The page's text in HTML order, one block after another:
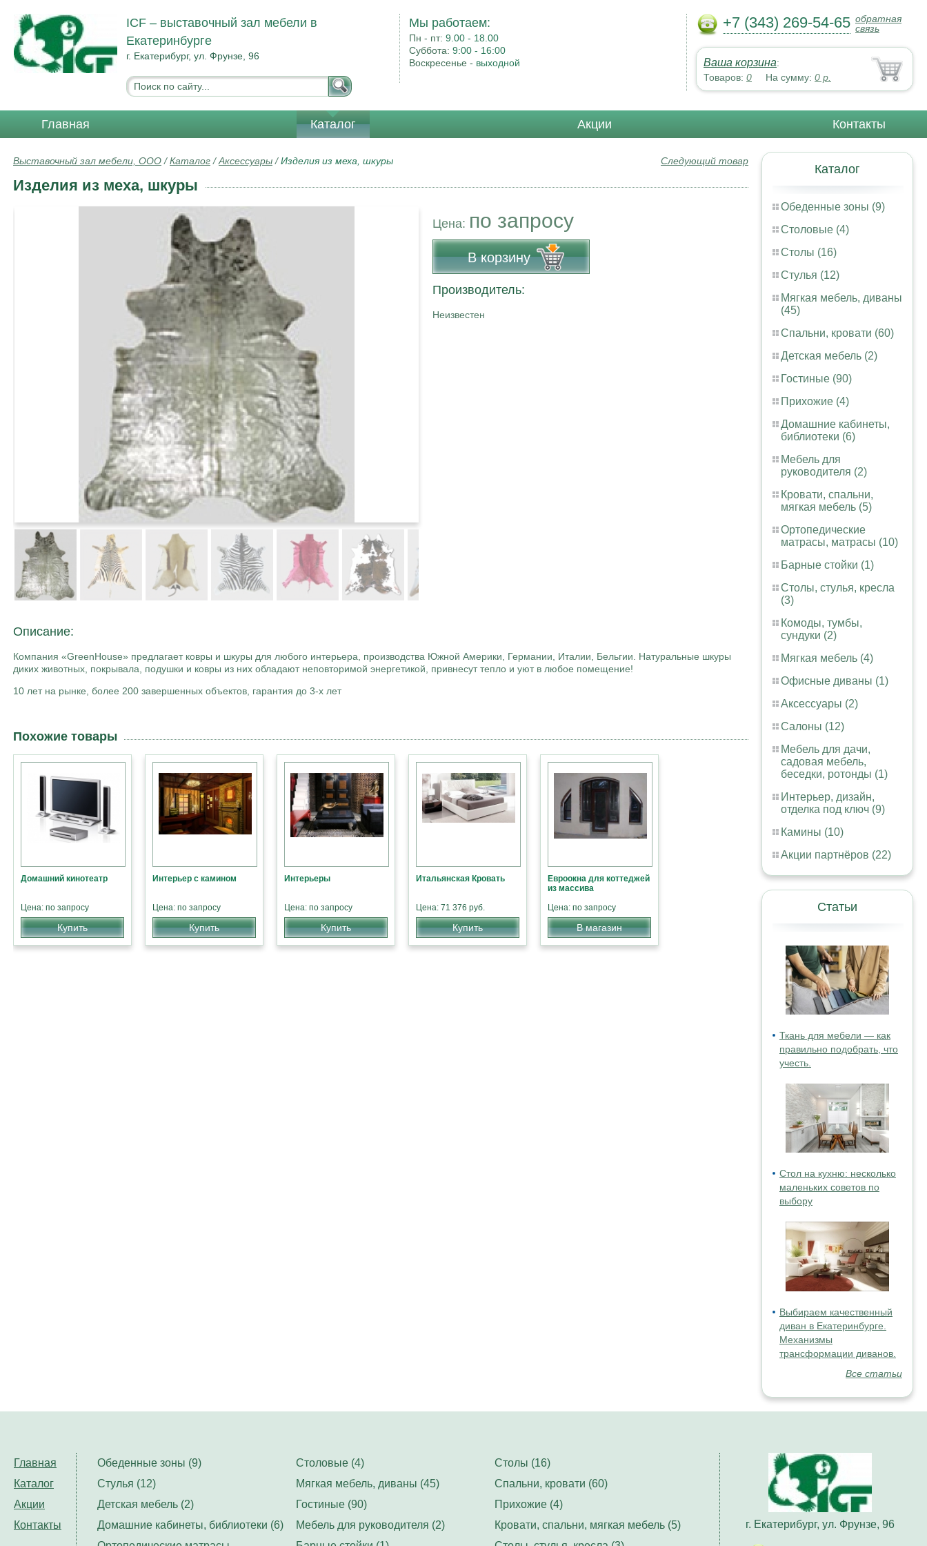
ICF – выставочный зал мебели в
Екатеринбурге
г. Екатерибург, ул. Фрунзе, 96
Мы работаем:
Пн - пт:9.00 - 18.00
Суббота:9:00 - 16:00
Воскресенье - выходной
+7 (343) 269-54-65 обратная
связь
Ваша корзина:
Товаров: 0 На сумму: 0 р.
Главная Каталог Акции Контакты
Каталог
Обеденные зоны (9)
Столовые (4)
Столы (16)
Стулья (12)
Мягкая мебель, диваны
(45)
Спальни, кровати (60)
Детская мебель (2)
Гостиные (90)
Прихожие (4)
Домашние кабинеты,
библиотеки (6)
Мебель для
руководителя (2)
Кровати, спальни,
мягкая мебель (5)
Ортопедические
матрасы, матрасы (10)
Барные стойки (1)
Столы, стулья, кресла
(3)
Комоды, тумбы,
сундуки (2)
Мягкая мебель (4)
Офисные диваны (1)
Аксессуары (2)
Салоны (12)
Мебель для дачи,
садовая мебель,
беседки, ротонды (1)
Интерьер, дизайн,
отделка под ключ (9)
Камины (10)
Акции партнёров (22)
Статьи
Ткань для мебели — как
правильно подобрать, что
учесть.
Стол на кухню: несколько
маленьких советов по
выбору
Выбираем качественный
диван в Екатеринбурге.
Механизмы
трансформации диванов.
Все статьи
Следующий товар
Выставочный зал мебели, ООО /Каталог /Аксессуары /Изделия из меха, шкуры
Изделия из меха, шкуры
Цена: по запросу
В корзину
Производитель:
Неизвестен
Описание:
Компания «GreenHouse» предлагает ковры и шкуры для любого интерьера, производства Южной Америки, Германии, Италии, Бельгии. Натуральные шкуры
диких животных, покрывала, подушки и ковры из них обладают неповторимой энергетикой, привнесут тепло и уют в любое помещение!
10 лет на рынке, более 200 завершенных объектов, гарантия до 3-х лет
Похожие товары
Домашний кинотеатр
Цена: по запросу
Купить
Интерьер с камином
Цена: по запросу
Купить
Интерьеры
Цена: по запросу
Купить
Итальянская Кровать
Цена: 71 376 руб.
Купить
Евроокна для коттеджей
из массива
Цена: по запросу
В магазин
Главная
Каталог
Акции
Контакты
г. Екатерибург, ул. Фрунзе, 96
Обеденные зоны (9) Столовые (4)
Столы (16)
Стулья (12)
Мягкая мебель, диваны (45)
Спальни, кровати (60)
Детская мебель (2)
Гостиные (90)
Прихожие (4)
Домашние кабинеты, библиотеки (6)
Мебель для руководителя (2)
Кровати, спальни, мягкая мебель (5)